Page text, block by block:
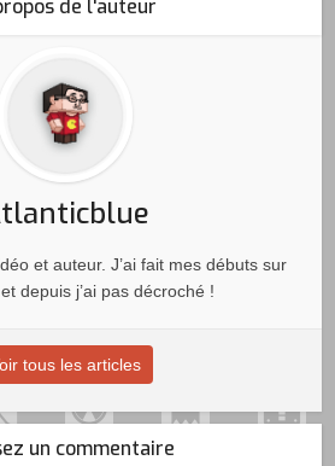
de l'auteur
et auteur. J’ai fait mes débuts sur
depuis j’ai pas décroché !
tous les articles
un commentaire